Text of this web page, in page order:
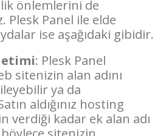
önlemlerini de
Plesk Panel ile elde
ise aşağıdaki gibidir.
: Plesk Panel
sitenizin alan adını
ya da
aldığınız hosting
verdiği kadar ek alan adı